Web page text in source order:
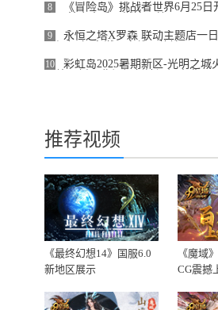
8
《冒险岛》挑战者世界6月25日
9
永恒之塔X罗森 联动主题店一
10
彩虹岛2025暑期新区-光明之城
推荐视频
《最终幻想14》国服6.0
新地区展示
《魔域
CG震撼